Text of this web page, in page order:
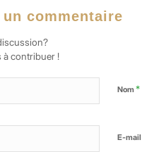
commentaire
à contribuer !
Nom*
E-mail